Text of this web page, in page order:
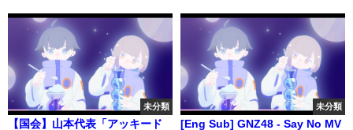
未分類
【国会】山本代表「アッキード
未分類
[Eng Sub] GNZ48 - Say No MV